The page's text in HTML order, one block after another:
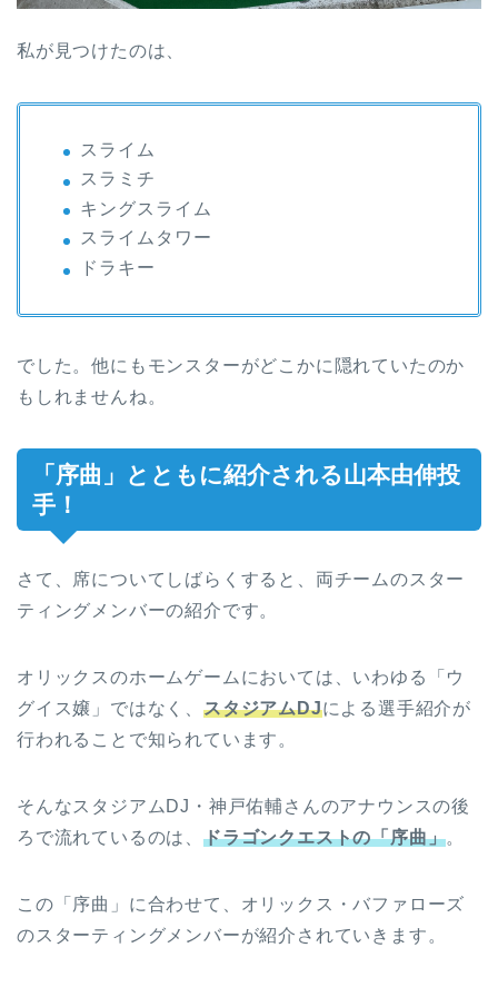
私が見つけたのは、
スライム
スラミチ
キングスライム
スライムタワー
ドラキー
でした。他にもモンスターがどこかに隠れていたのか
もしれませんね。
「序曲」とともに紹介される山本由伸投
手！
さて、席についてしばらくすると、両チームのスター
ティングメンバーの紹介です。
オリックスのホームゲームにおいては、いわゆる「ウ
グイス嬢」ではなく、 スタジアムDJによる選手紹介が
行われることで知られています。
そんなスタジアムDJ・神戸佑輔さんのアナウンスの後
ろで流れているのは、 ドラゴンクエストの「序曲」。
この「序曲」に合わせて、オリックス・バファローズ
のスターティングメンバーが紹介されていきます。